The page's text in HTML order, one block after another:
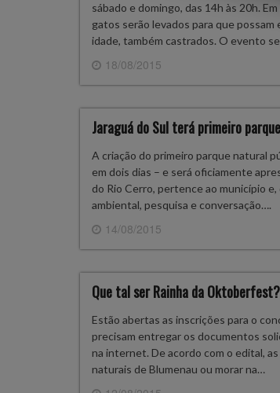
sábado e domingo, das 14h às 20h.
gatos serão levados para que
idade, também castrados. O evento
18/08/2015
Jaraguá do Sul terá primeiro
A criação do primeiro parque natural
em dois dias – e será oficiamente
do Rio Cerro, pertence ao município
ambiental, pesquisa e conversação….
14/08/2015
Que tal ser Rainha da
Estão abertas as inscrições para o
precisam entregar os documentos
na internet. De acordo com o edital,
naturais de Blumenau ou morar na…